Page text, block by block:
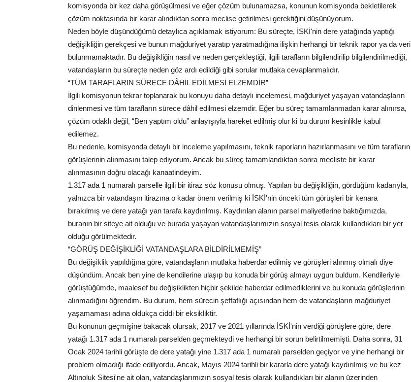
komisyonda bir kez daha görüşülmesi ve eğer çözüm bulunamazsa, konunun komisyonda bekletilerek
çözüm noktasında bir karar alındıktan sonra meclise getirilmesi gerektiğini düşünüyorum.
Neden böyle düşündüğümü detaylıca açıklamak istiyorum: Bu süreçte, İSKİ'nin dere yatağında yaptığı
değişikliğin gerekçesi ve bunun mağduriyet yaratıp yaratmadığına ilişkin herhangi bir teknik rapor ya da veri
bulunmamaktadır. Bu değişikliğin nasıl ve neden gerçekleştiği, ilgili tarafların bilgilendirilip bilgilendirilmediği,
vatandaşların bu süreçte neden göz ardı edildiği gibi sorular mutlaka cevaplanmalıdır.
“TÜM TARAFLARIN SÜRECE DÂHİL EDİLMESİ ELZEMDİR”
İlgili komisyonun tekrar toplanarak bu konuyu daha detaylı incelemesi, mağduriyet yaşayan vatandaşların
dinlenmesi ve tüm tarafların sürece dâhil edilmesi elzemdir. Eğer bu süreç tamamlanmadan karar alınırsa,
çözüm odaklı değil, “Ben yaptım oldu” anlayışıyla hareket edilmiş olur ki bu durum kesinlikle kabul
edilemez.
Bu nedenle, komisyonda detaylı bir inceleme yapılmasını, teknik raporların hazırlanmasını ve tüm tarafların
görüşlerinin alınmasını talep ediyorum. Ancak bu süreç tamamlandıktan sonra mecliste bir karar
alınmasının doğru olacağı kanaatindeyim.
1.317 ada 1 numaralı parselle ilgili bir itiraz söz konusu olmuş. Yapılan bu değişikliğin, gördüğüm kadarıyla,
yalnızca bir vatandaşın itirazına o kadar önem verilmiş ki İSKİ'nin önceki tüm görüşleri bir kenara
bırakılmış ve dere yatağı yan tarafa kaydırılmış. Kaydırılan alanın parsel maliyetlerine baktığımızda,
buranın bir siteye ait olduğu ve burada yaşayan vatandaşlarımızın sosyal tesis olarak kullandıkları bir yer
olduğu görülmektedir.
“GÖRÜŞ DEĞİŞİKLİĞİ VATANDAŞLARA BİLDİRİLMEMİŞ”
Bu değişiklik yapıldığına göre, vatandaşların mutlaka haberdar edilmiş ve görüşleri alınmış olmalı diye
düşündüm. Ancak ben yine de kendilerine ulaşıp bu konuda bir görüş almayı uygun buldum. Kendileriyle
görüştüğümde, maalesef bu değişiklikten hiçbir şekilde haberdar edilmediklerini ve bu konuda görüşlerinin
alınmadığını öğrendim. Bu durum, hem sürecin şeffaflığı açısından hem de vatandaşların mağduriyet
yaşamaması adına oldukça ciddi bir eksikliktir.
Bu konunun geçmişine bakacak olursak, 2017 ve 2021 yıllarında İSKİ'nin verdiği görüşlere göre, dere
yatağı 1.317 ada 1 numaralı parselden geçmekteydi ve herhangi bir sorun belirtilmemişti. Daha sonra, 31
Ocak 2024 tarihli görüşte de dere yatağı yine 1.317 ada 1 numaralı parselden geçiyor ve yine herhangi bir
problem olmadığı ifade ediliyordu. Ancak, Mayıs 2024 tarihli bir kararla dere yatağı kaydırılmış ve bu kez
Altınoluk Sitesi'ne ait olan, vatandaşlarımızın sosyal tesis olarak kullandıkları bir alanın üzerinden